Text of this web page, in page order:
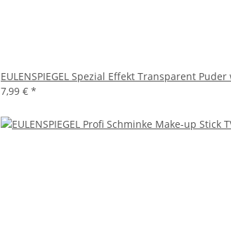
EULENSPIEGEL Spezial Effekt Transparent Puder
7,99 € *